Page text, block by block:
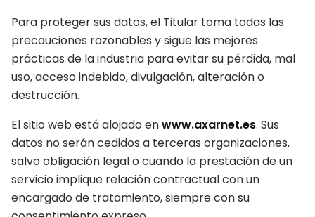
Para proteger sus datos, el Titular toma todas las
precauciones razonables y sigue las mejores
prácticas de la industria para evitar su pérdida, mal
uso, acceso indebido, divulgación, alteración o
destrucción.
El sitio web está alojado enwww.axarnet.es. Sus
datos no serán cedidos a terceras organizaciones,
salvo obligación legal o cuando la prestación de un
servicio implique relación contractual con un
encargado de tratamiento, siempre con su